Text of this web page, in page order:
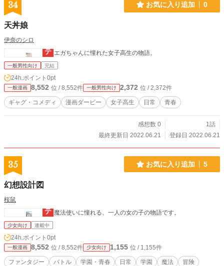
34 お気に入り追加 0
天丼娘
伊奈のシロ
エガちゃんに憧れた女子高生の物語。
一般男性向け 完結
24h.ポイント 0pt
一般漫画 8,552 位 / 8,552件 一般男性向け 2,372 位 / 2,372件
ギャグ・コメディ 漫画ダービー 女子高生 日常 青春
感想数 0
1話
最終更新日 2022.06.21
登録日 2022.06.21
35 お気に入り追加 5
幻想設計図
桜鼠
魔法使いに憧れる、一人の女の子の物語です。
少女向け 連載中
24h.ポイント 0pt
一般漫画 8,552 位 / 8,552件 少女向け 1,155 位 / 1,155件
ファンタジー バトル 学園・青春 日常 学園 魔法
冒険